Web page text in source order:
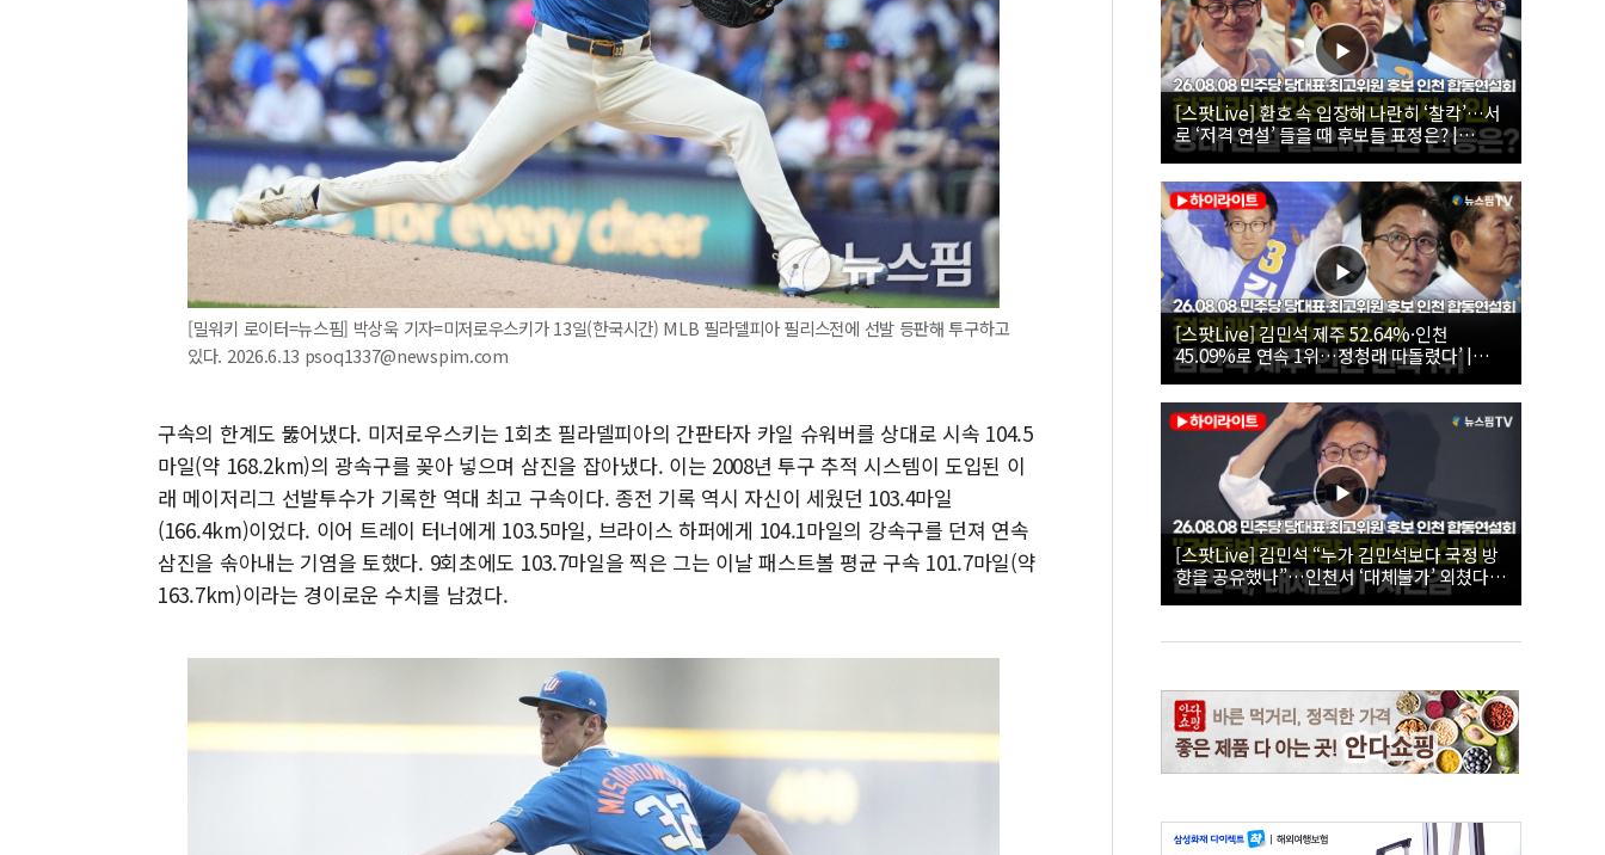
[밀워키 로이터=뉴스핌] 박상욱 기자=미저로우스키가 13일(한국시간) MLB 필라델피아 필리스전에 선발 등판해 투구하고
있다. 2026.6.13 psoq1337@newspim.com
구속의 한계도 뚫어냈다. 미저로우스키는 1회초 필라델피아의 간판타자 카일 슈워버를 상대로 시속 104.5
마일(약 168.2km)의 광속구를 꽂아 넣으며 삼진을 잡아냈다. 이는 2008년 투구 추적 시스템이 도입된 이
래 메이저리그 선발투수가 기록한 역대 최고 구속이다. 종전 기록 역시 자신이 세웠던 103.4마일
(166.4km)이었다. 이어 트레이 터너에게 103.5마일, 브라이스 하퍼에게 104.1마일의 강속구를 던져 연속
삼진을 솎아내는 기염을 토했다. 9회초에도 103.7마일을 찍은 그는 이날 패스트볼 평균 구속 101.7마일(약
163.7km)이라는 경이로운 수치를 남겼다.
[스팟Live] 환호 속 입장해 나란히 ‘찰칵’…서
로 ‘저격 연설’ 들을 때 후보들 표정은? |
26.08.08 더불어민주당 당대표·최고위원 후
보 인천 합동연설회
[스팟Live] 김민석 제주 52.64%·인천
45.09%로 연속 1위…정청래 따돌렸다’ |
26.08.08 더불어민주당 당대표·최고위원 후
보 인천 합동연설회
[스팟Live] 김민석 “누가 김민석보다 국정 방
향을 공유했나”…인천서 ‘대체불가’ 외쳤다 |
26.08.08 더불어민주당 당대표·최고위원 후